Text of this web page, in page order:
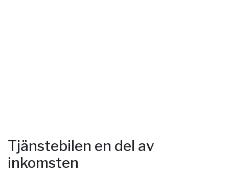
Tjänstebilen en del av
inkomsten